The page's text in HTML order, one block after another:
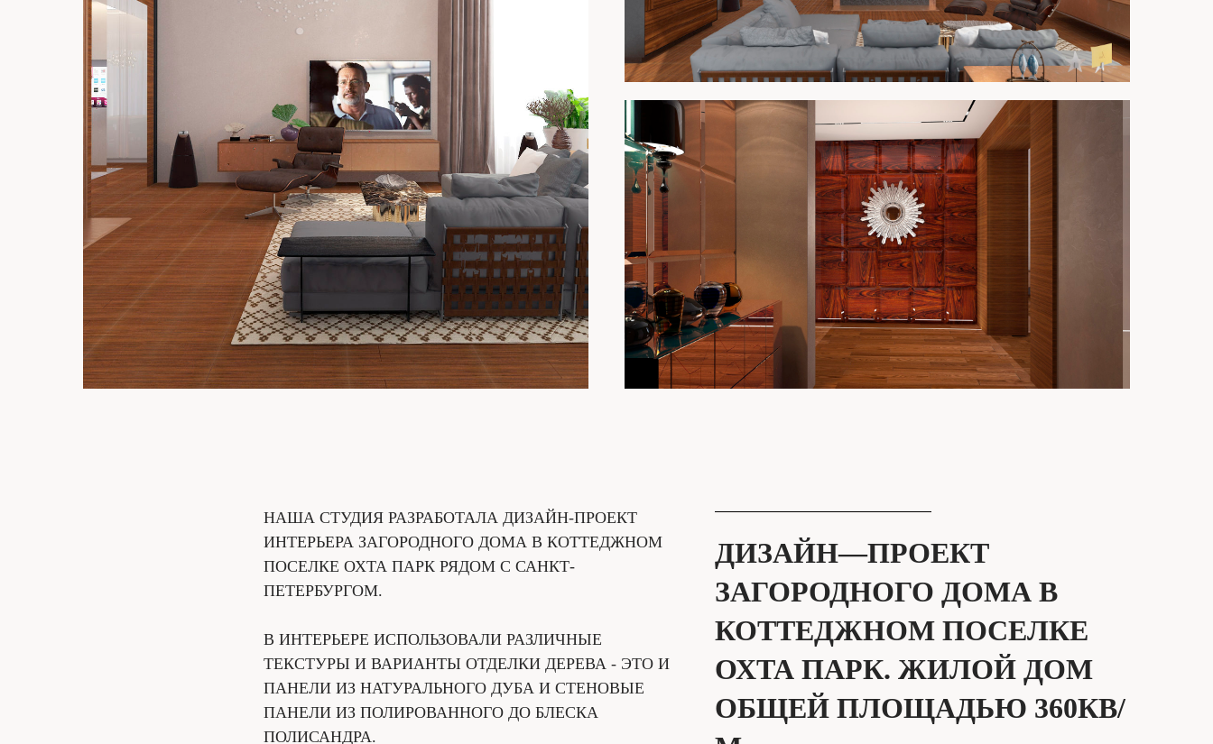
ДИЗАЙН—ПРОЕКТ
ЗАГОРОДНОГО ДОМА В
КОТТЕДЖНОМ ПОСЕЛКЕ
ОХТА ПАРК. ЖИЛОЙ ДОМ
ОБЩЕЙ ПЛОЩАДЬЮ 360КВ/
НАША СТУДИЯ РАЗРАБОТАЛА ДИЗАЙН-ПРОЕКТ
ИНТЕРЬЕРА ЗАГОРОДНОГО ДОМА В КОТТЕДЖНОМ
ПОСЕЛКЕ ОХТА ПАРК РЯДОМ С САНКТ-
ПЕТЕРБУРГОМ.
В ИНТЕРЬЕРЕ ИСПОЛЬЗОВАЛИ РАЗЛИЧНЫЕ
ТЕКСТУРЫ И ВАРИАНТЫ ОТДЕЛКИ ДЕРЕВА - ЭТО И
ПАНЕЛИ ИЗ НАТУРАЛЬНОГО ДУБА И СТЕНОВЫЕ
ПАНЕЛИ ИЗ ПОЛИРОВАННОГО ДО БЛЕСКА
ПОЛИСАНДРА.